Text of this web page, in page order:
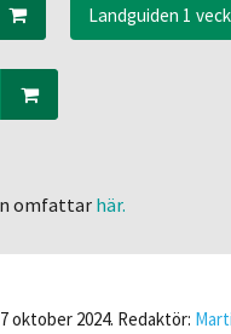
Landguiden 1
omfattar här.
oktober 2024. Redaktör: